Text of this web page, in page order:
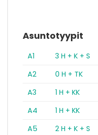
Asuntotyypit
A1 3 H + K + S
A2
0 H + TK
A3
1 H + KK
A4
1 H + KK
A5
2 H + K + S